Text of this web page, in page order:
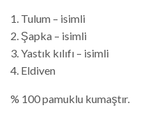
1. Tulum – isimli
2. Şapka – isimli
3. Yastık kılıfı – isimli
4. Eldiven
% 100 pamuklu kumaştır.